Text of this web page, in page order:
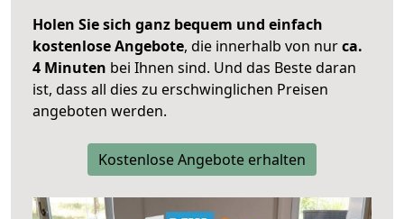
Holen Sie sich ganz bequem und einfach
kostenlose Angebote, die innerhalb von nurca.
4 Minuten bei Ihnen sind. Und das Beste daran
ist, dass all dies zu erschwinglichen Preisen
angeboten werden.
Kostenlose Angebote erhalten